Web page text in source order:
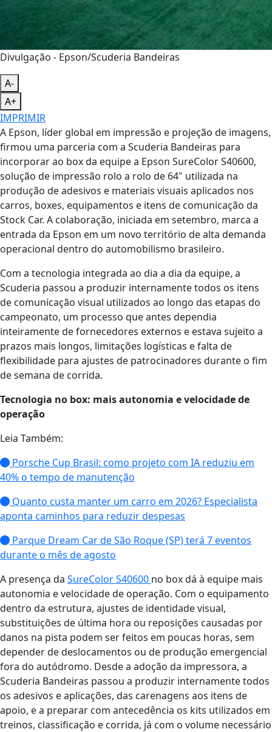
Divulgação - Epson/Scuderia Bandeiras
A-
A+
IMPRIMIR
A Epson, líder global em impressão e projeção de imagens,
firmou uma parceria com a Scuderia Bandeiras para
incorporar ao box da equipe a Epson SureColor S40600,
solução de impressão rolo a rolo de 64" utilizada na
produção de adesivos e materiais visuais aplicados nos
carros, boxes, equipamentos e itens de comunicação da
Stock Car. A colaboração, iniciada em setembro, marca a
entrada da Epson em um novo território de alta demanda
operacional dentro do automobilismo brasileiro.
Com a tecnologia integrada ao dia a dia da equipe, a
Scuderia passou a produzir internamente todos os itens
de comunicação visual utilizados ao longo das etapas do
campeonato, um processo que antes dependia
inteiramente de fornecedores externos e estava sujeito a
prazos mais longos, limitações logísticas e falta de
flexibilidade para ajustes de patrocinadores durante o fim
de semana de corrida.
Tecnologia no box: mais autonomia e velocidade de
operação
Leia Também:
Porsche Cup Brasil: como projeto com IA reduziu em
40% o tempo de manutenção
Quanto custa manter um carro em 2026? Especialista
aponta caminhos para reduzir despesas
Parque Dream Car de São Roque (SP) terá 7 eventos
durante o mês de agosto
A presença da SureColor S40600 no box dá à equipe mais
autonomia e velocidade de operação. Com o equipamento
dentro da estrutura, ajustes de identidade visual,
substituições de última hora ou reposições causadas por
danos na pista podem ser feitos em poucas horas, sem
depender de deslocamentos ou de produção emergencial
fora do autódromo. Desde a adoção da impressora, a
Scuderia Bandeiras passou a produzir internamente todos
os adesivos e aplicações, das carenagens aos itens de
apoio, e a preparar com antecedência os kits utilizados em
treinos, classificação e corrida, já com o volume necessário